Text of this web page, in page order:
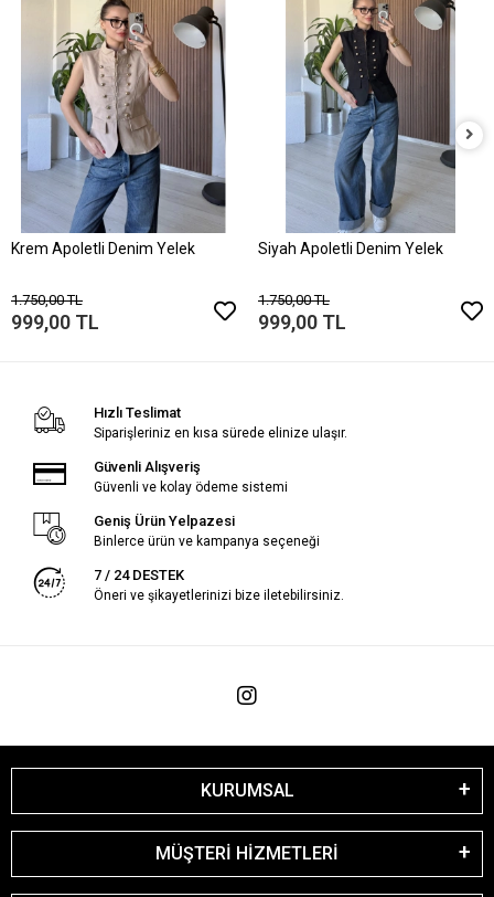
Krem Apoletli Denim Yelek
1.750,00 TL
999,00 TL
Siyah Apoletli Denim Yelek
1.750,00 TL
999,00 TL
Hızlı Teslimat
Siparişleriniz en kısa sürede elinize ulaşır.
Güvenli Alışveriş
Güvenli ve kolay ödeme sistemi
Geniş Ürün Yelpazesi
Binlerce ürün ve kampanya seçeneği
7 / 24 DESTEK
Öneri ve şikayetlerinizi bize iletebilirsiniz.
KURUMSAL
MÜŞTERİ HİZMETLERİ